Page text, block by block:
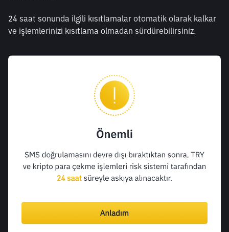
24 saat sonunda ilgili kısıtlamalar otomatik olarak kalkar
ve işlemlerinizi kısıtlama olmadan sürdürebilirsiniz.